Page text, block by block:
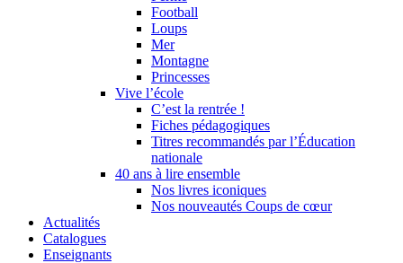
Football
Loups
Mer
Montagne
Princesses
Vive l’école
C’est la rentrée !
Fiches pédagogiques
Titres recommandés par l’Éducation
nationale
40 ans à lire ensemble
Nos livres iconiques
Nos nouveautés Coups de cœur
Actualités
Catalogues
Enseignants